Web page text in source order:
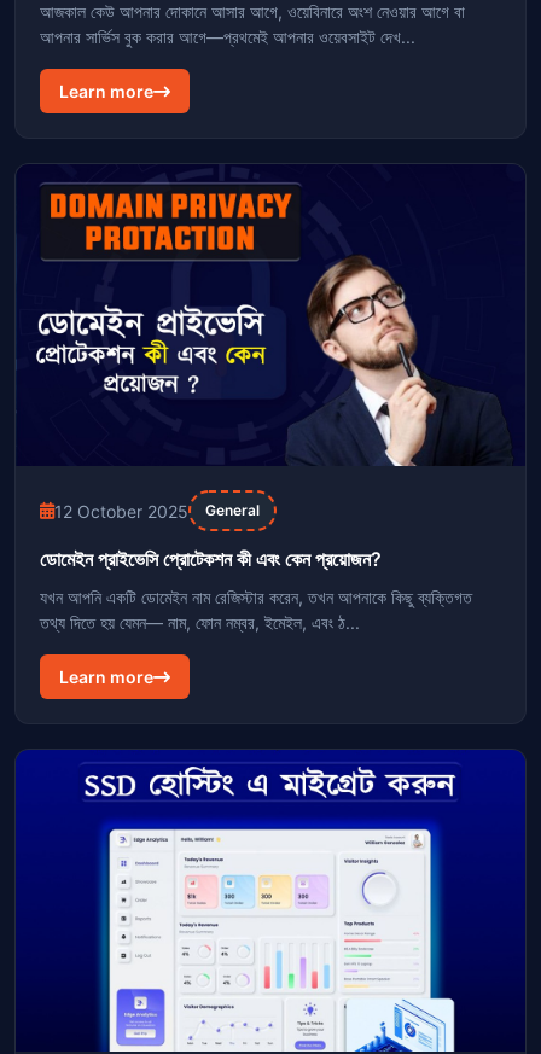
আজকাল কেউ আপনার দোকানে আসার আগে, ওয়েবিনারে অংশ নেওয়ার আগে বা
আপনার সার্ভিস বুক করার আগে—প্রথমেই আপনার ওয়েবসাইট দেখ...
Learn more
12 October 2025 General
ডোমেইন প্রাইভেসি প্রোটেকশন কী এবং কেন প্রয়োজন?
যখন আপনি একটি ডোমেইন নাম রেজিস্টার করেন, তখন আপনাকে কিছু ব্যক্তিগত
তথ্য দিতে হয় যেমন— নাম, ফোন নম্বর, ইমেইল, এবং ঠ...
Learn more